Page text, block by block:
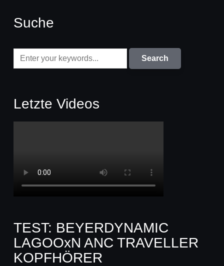
Suche
Letzte Videos
TEST: BEYERDYNAMIC
LAGOOxN ANC TRAVELLER
KOPFHÖRER